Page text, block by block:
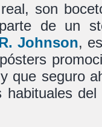
son
de un
Johnson,
que seguro